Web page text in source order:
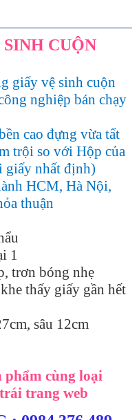
CUỘN
giấy vệ sinh cuộn
nghiệp bán chạy
cao đựng vừa tất
trội so với Hộp của
giấy nhất định)
HCM, Hà Nội,
thuận
1
trơn bóng nhẹ
thấy giấy gần hết
sâu 12cm
phẩm cùng loại
trang web